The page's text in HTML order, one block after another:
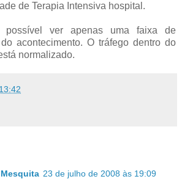
de Terapia Intensiva hospital.
ver apenas uma faixa de
acontecimento. O tráfego dentro do
normalizado.
13:42
23 de julho de 2008 às 19:09